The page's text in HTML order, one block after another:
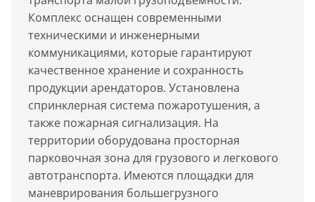
Комплекс оснащен современными
техническими и инженерными
коммуникациями, которые гарантируют
качественное хранение и сохранность
продукции арендаторов. Установлена
спринклерная система пожаротушения, а
также пожарная сигнализация. На
территории оборудована просторная
парковочная зона для грузового и легкового
автотранспорта. Имеются площадки для
маневрирования большегрузного